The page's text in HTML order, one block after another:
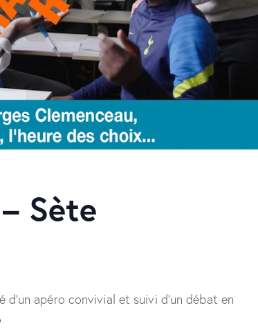
Sète
apéro convivial et suivi d’un débat en